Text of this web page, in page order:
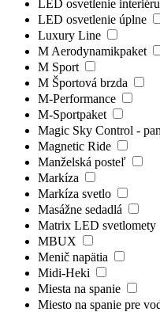
LED osvetlenie interiéru
LED osvetlenie úplne
Luxury Line
M Aerodynamikpaket
M Sport
M Športová brzda
M-Performance
M-Sportpaket
Magic Sky Control -
Magnetic Ride
Manželská posteľ
Markíza
Markíza svetlo
Masážne sedadlá
Matrix LED svetlomety
MBUX
Menič napätia
Midi-Heki
Miesta na spanie
Miesto na spanie pre